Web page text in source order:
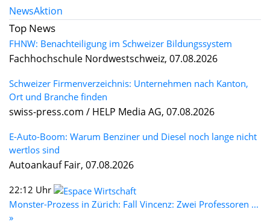
NewsAktion
Top News
FHNW: Benachteiligung im Schweizer Bildungssystem
Fachhochschule Nordwestschweiz, 07.08.2026
Schweizer Firmenverzeichnis: Unternehmen nach Kanton,
Ort und Branche finden
swiss-press.com / HELP Media AG, 07.08.2026
E-Auto-Boom: Warum Benziner und Diesel noch lange nicht
wertlos sind
Autoankauf Fair, 07.08.2026
22:12 Uhr
Monster-Prozess in Zürich: Fall Vincenz: Zwei Professoren ...
»